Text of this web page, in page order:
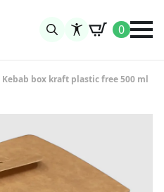
0
Kebab box kraft plastic free 500 ml